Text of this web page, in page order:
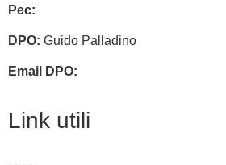
Pec:
DPO: Guido Palladino
Email DPO:
Link utili